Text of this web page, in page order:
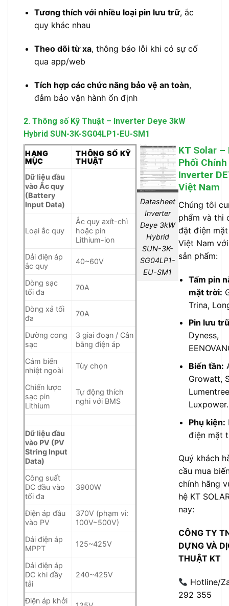
Tương thích với nhiều loại pin lưu trữ, ắc
quy khác nhau
Theo dõi từ xa, thông báo lỗi khi có sự cố
qua app/web
Tích hợp các chức năng bảo vệ an toàn,
đảm bảo vận hành ổn định
2. Thông số Kỹ Thuật – Inverter Deye 3kW
Hybrid SUN-3K-SG04LP1-EU-SM1
HẠNG
MỤC
THÔNG SỐ KỸ
THUẬT
Dữ liệu đầu
vào Ắc quy
(Battery
Input Data)
Loại ắc quy
Ắc quy axít-chì
hoặc pin
Lithium-ion
Dải điện áp
ắc quy
40~60V
Dòng sạc
tối đa
70A
Dòng xả tối
đa
70A
Đường cong
sạc
3 giai đoạn / Cân
bằng điện áp
Cảm biến
nhiệt ngoài
Tùy chọn
Chiến lược
sạc pin
Lithium
Tự động thích
nghi với BMS
Dữ liệu đầu
vào PV (PV
String Input
Data)
Công suất
DC đầu vào
tối đa
3900W
Điện áp đầu
vào PV
370V (phạm vi:
100V~500V)
Dải điện áp
MPPT
125~425V
Dải điện áp
DC khi đầy
tải
240~425V
Điện áp khởi
Datasheet
Inverter
Deye 3kW
Hybrid
SUN-3K-
SG04LP1-
EU-SM1
KT Solar –
Phối
Inverter
Việt Nam
Chúng tôi
phẩm và thi
đặt điện
Việt Nam
sản phẩm:
Tấm pin
mặt trời:
Trina,
Pin lưu
Dyness,
Biến tần:
Growatt,
Phụ kiện:
điện mặt
Quý khách
cầu mua
chính hãng
hệ KT
nay:
CÔNG TY
DỰNG VÀ
THUẬT KT
Hotline/
292 355